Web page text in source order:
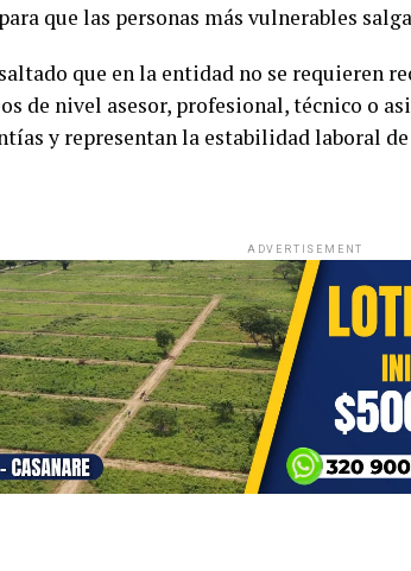
que las personas más vulnerables
que en la entidad no se requieren
de nivel asesor, profesional, técnico o
y representan la estabilidad laboral
ADVERTISEMENT